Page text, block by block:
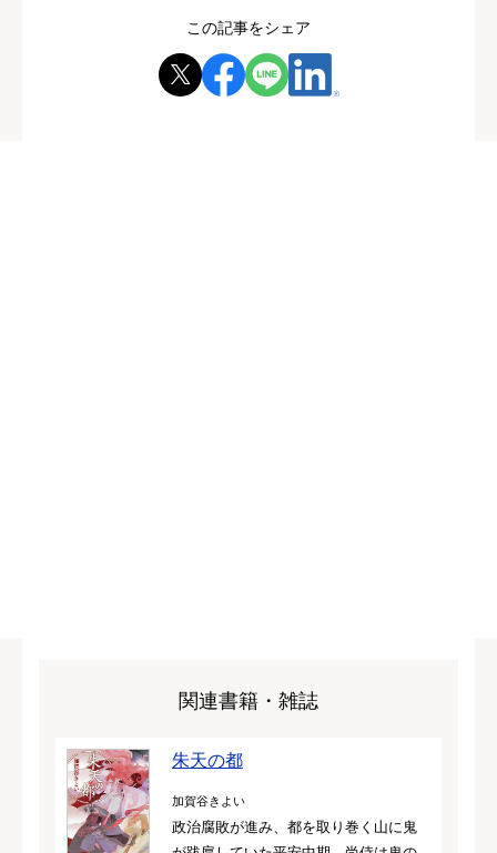
この記事をシェア
関連書籍・雑誌
朱天の都
加賀谷きよい
政治腐敗が進み、都を取り巻く山に鬼